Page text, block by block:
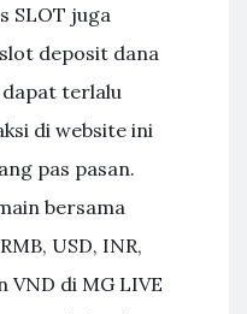
SLOT juga
deposit dana
dapat terlalu
di website ini
pas pasan.
bersama
USD, INR,
VND di MG LIVE